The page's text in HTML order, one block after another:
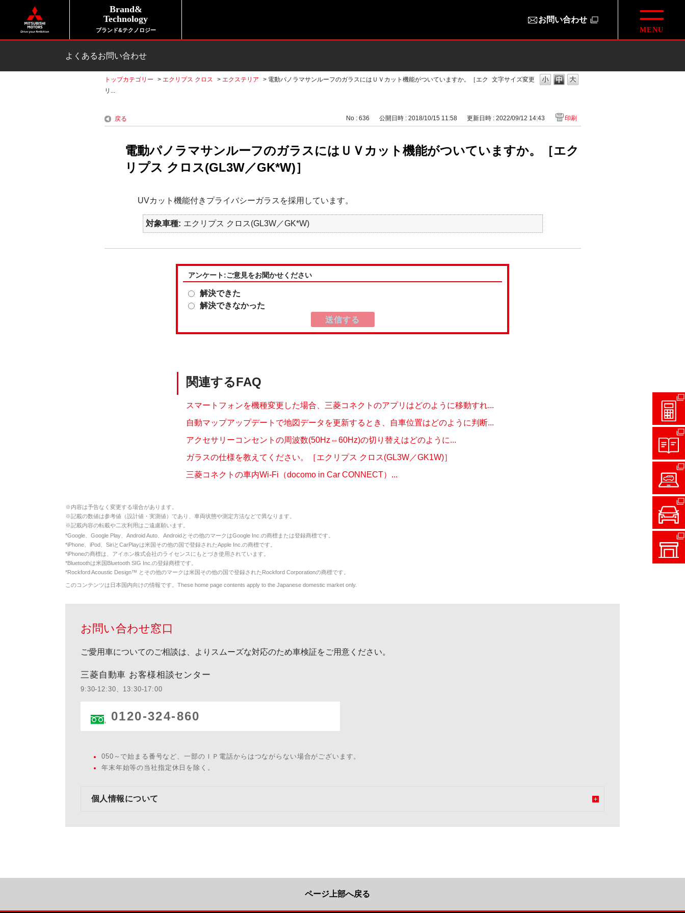
Brand&
Technology
ブランド&テクノロジー
お問い合わせ
よくあるお問い合わせ
文字サイズ変更
トップカテゴリー > エクリプス クロス > エクステリア > 電動パノラマサンルーフのガラスにはＵＶカット機能がついていますか。［エク
リ...
戻る No : 636 公開日時 : 2018/10/15 11:58 更新日時 : 2022/09/12 14:43 印刷
電動パノラマサンルーフのガラスにはＵＶカット機能がついていますか。［エク
リプス クロス(GL3W／GK*W)］
UVカット機能付きプライバシーガラスを採用しています。
対象車種 エクリプス クロス(GL3W／GK*W)
アンケート:ご意見をお聞かせください
解決できた
解決できなかった
関連するFAQ
スマートフォンを機種変更した場合、三菱コネクトのアプリはどのように移動すれ...
自動マップアップデートで地図データを更新するとき、自車位置はどのように判断...
アクセサリーコンセントの周波数(50Hz⇔60Hz)の切り替えはどのように...
ガラスの仕様を教えてください。［エクリプス クロス(GL3W／GK1W)］
三菱コネクトの車内Wi-Fi（docomo in Car CONNECT）...
※内容は予告なく変更する場合があります。
※記載の数値は参考値（設計値・実測値）であり、車両状態や測定方法などで異なります。
※記載内容の転載や二次利用はご遠慮願います。
*Google、Google Play、Android Auto、Androidとその他のマークはGoogle Inc.の商標または登録商標です。
*iPhone、iPod、SiriとCarPlayは米国その他の国で登録されたApple Inc.の商標です。
*iPhoneの商標は、アイホン株式会社のライセンスにもとづき使用されています。
*Bluetoothは米国Bluetooth SIG Inc.の登録商標です。
*Rockford Acoustic Design™ とその他のマークは米国その他の国で登録されたRockford Corporationの商標です。
このコンテンツは日本国内向けの情報です。These home page contents apply to the Japanese domestic market only.
お問い合わせ窓口
ご愛用車についてのご相談は、よりスムーズな対応のため車検証をご用意ください。
三菱自動車 お客様相談センター
9:30-12:30、13:30-17:00
0120-324-860
050～で始まる番号など、一部のＩＰ電話からはつながらない場合がございます。
年末年始等の当社指定休日を除く。
個人情報について
ページ上部へ戻る